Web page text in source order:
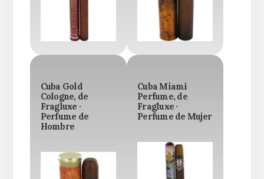
Cuba Gold
Cologne, de
Fragluxe ·
Perfume de
Hombre
Cuba Miami
Perfume, de
Fragluxe ·
Perfume de Mujer